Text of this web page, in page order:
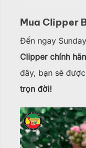
Mua Clipper
Đến ngay
Clipper chính
đây, bạn sẽ được
trọn đời!